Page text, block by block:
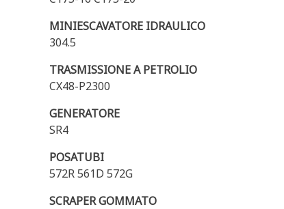
MINIESCAVATORE IDRAULICO
304.5
TRASMISSIONE A PETROLIO
CX48-P2300
GENERATORE
SR4
POSATUBI
572R 561D 572G
SCRAPER GOMMATO